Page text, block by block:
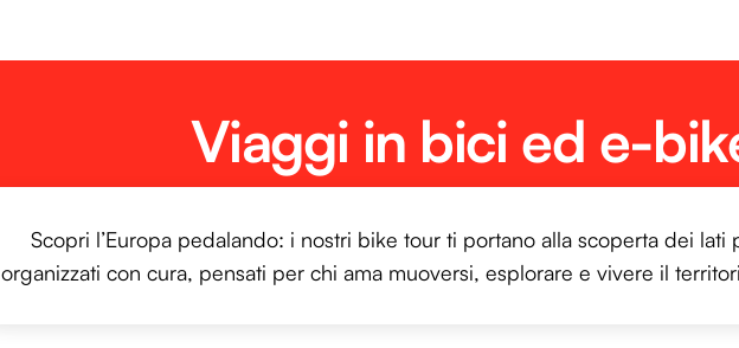
Viaggi in bici ed e-
Scopri l’Europa pedalando: i nostri bike tour ti portano alla scoperta dei lati
organizzati con cura, pensati per chi ama muoversi, esplorare e vivere il